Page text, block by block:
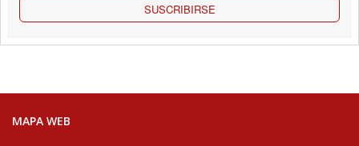
SUSCRIBIRSE
MAPA WEB